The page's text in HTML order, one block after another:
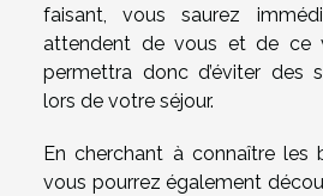
faisant, vous saurez
attendent de vous et de ce
permettra donc d’éviter des
lors de votre séjour.
En cherchant à connaître les
vous pourrez également